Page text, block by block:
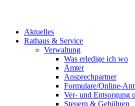
Aktuelles
Rathaus & Service
Verwaltung
Was erledige ich wo
Ämter
Ansprechpartner
Formulare/Online-
Ver- und Entsorgung
Steuern & Gebühren